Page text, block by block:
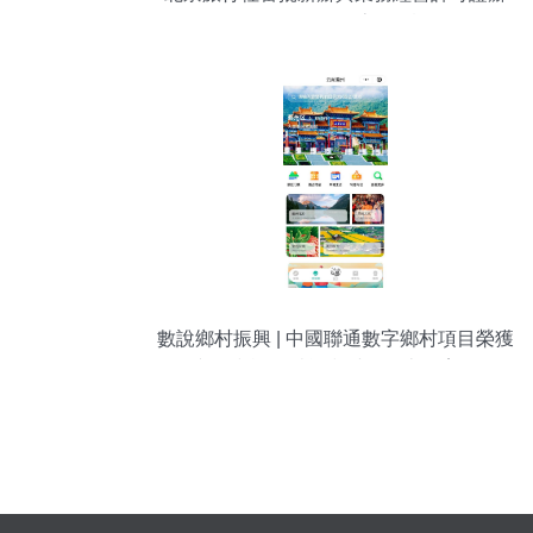
數說鄉村振興 | 中國聯通數字鄉村項目榮獲